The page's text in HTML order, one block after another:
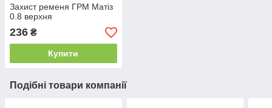
Захист ременя ГРМ Матіз
0.8 верхня
236 ₴
Купити
Подібні товари компанії